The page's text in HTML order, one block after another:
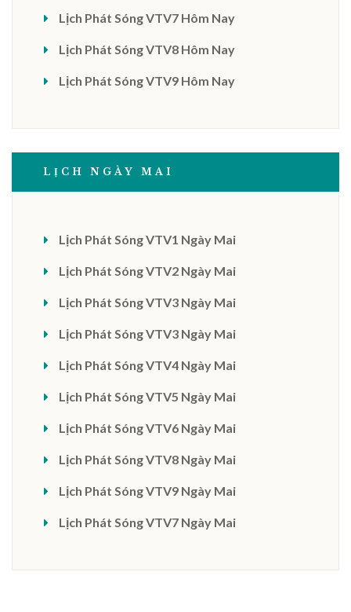
Lịch Phát Sóng VTV7 Hôm Nay
Lịch Phát Sóng VTV8 Hôm Nay
Lịch Phát Sóng VTV9 Hôm Nay
LỊCH NGÀY MAI
Lịch Phát Sóng VTV1 Ngày Mai
Lịch Phát Sóng VTV2 Ngày Mai
Lịch Phát Sóng VTV3 Ngày Mai
Lịch Phát Sóng VTV3 Ngày Mai
Lịch Phát Sóng VTV4 Ngày Mai
Lịch Phát Sóng VTV5 Ngày Mai
Lịch Phát Sóng VTV6 Ngày Mai
Lịch Phát Sóng VTV8 Ngày Mai
Lịch Phát Sóng VTV9 Ngày Mai
Lịch Phát Sóng VTV7 Ngày Mai